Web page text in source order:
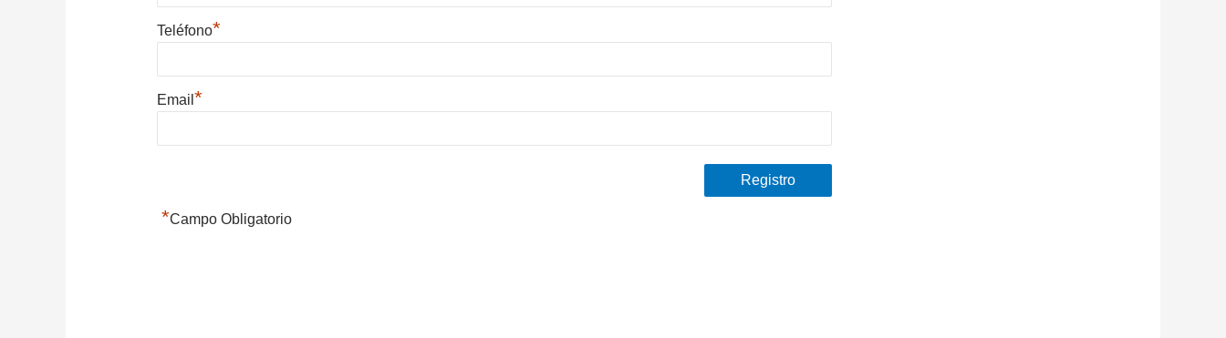
Teléfono*
Email*
*Campo Obligatorio